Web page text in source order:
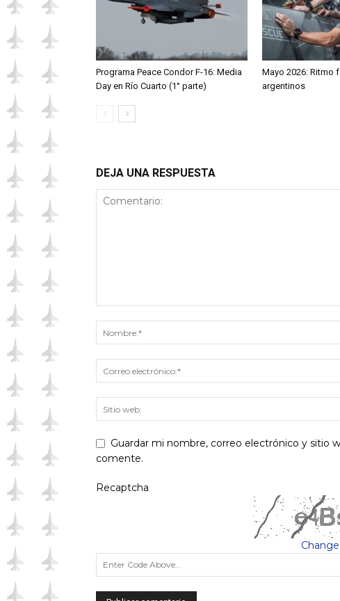
Programa Peace Condor F-16: Media
Day en Río Cuarto (1° parte)
Mayo 2026: Ritmo
argentinos
DEJA UNA RESPUESTA
Guardar mi nombre, correo electrónico y sitio
comente.
Recaptcha